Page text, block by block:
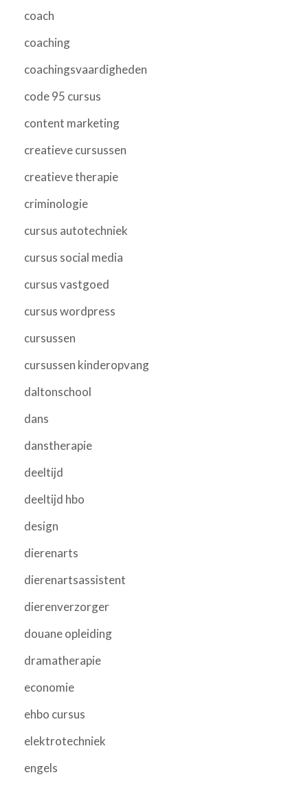
coach
coaching
coachingsvaardigheden
code 95 cursus
content marketing
creatieve cursussen
creatieve therapie
criminologie
cursus autotechniek
cursus social media
cursus vastgoed
cursus wordpress
cursussen
cursussen kinderopvang
daltonschool
dans
danstherapie
deeltijd
deeltijd hbo
design
dierenarts
dierenartsassistent
dierenverzorger
douane opleiding
dramatherapie
economie
ehbo cursus
elektrotechniek
engels